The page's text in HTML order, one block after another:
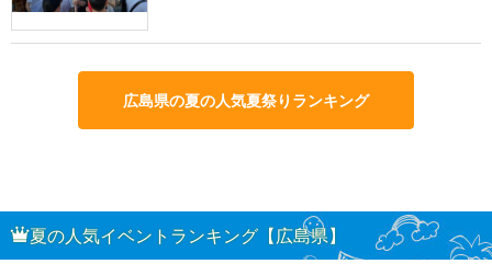
広島県の夏の人気夏祭りランキング
夏の人気イベントランキング【広島県】